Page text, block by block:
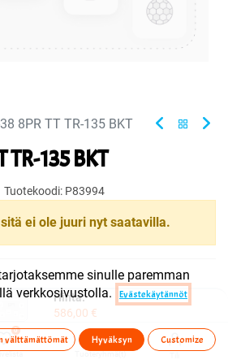
Hinta:
586,00 €
0
Tuoteryhmä(t)
8PR TT TR-135 BKT
TR-135 BKT
Tuotekoodi: P83994
ei ole juuri nyt saatavilla.
sinulle paremman
verkkosivustolla.
Evästekäytännöt
välttämättömät Hyväksyn Customize